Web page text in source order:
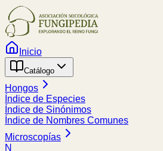
Inicio
Catálogo
Hongos
Índice de Especies
Índice de Sinónimos
Índice de Nombres Comunes
Microscopías
N